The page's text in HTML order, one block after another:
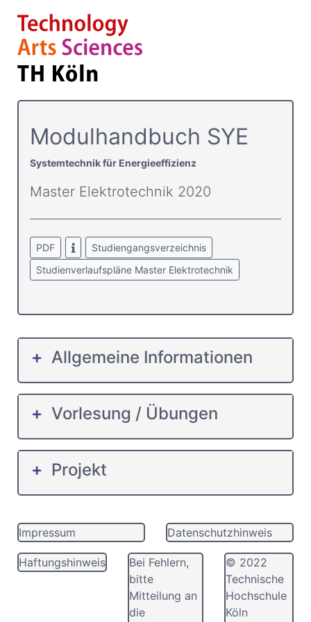
Modulhandbuch SYE
Systemtechnik für Energieeffizienz
Master Elektrotechnik 2020
PDF
Studiengangsverzeichnis
Studienverlaufspläne Master Elektrotechnik
Allgemeine Informationen
Vorlesung / Übungen
Projekt
Impressum Datenschutzhinweis
Haftungshinweis
Bei Fehlern,
bitte
Mitteilung an
die
© 2022
Technische
Hochschule
Köln